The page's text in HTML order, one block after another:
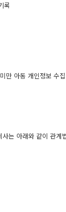
록
아동 개인정보 수
는 아래와 같이 관계